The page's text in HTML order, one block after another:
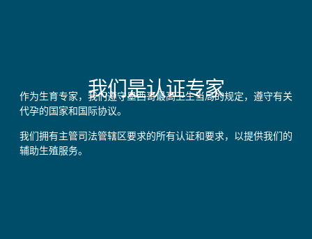
我们是认证专家
作为生育专家，我们遵守墨西哥最高卫生当局的规定，遵守有关
代孕的国家和国际协议。
我们拥有主管司法管辖区要求的所有认证和要求，以提供我们的
辅助生殖服务。